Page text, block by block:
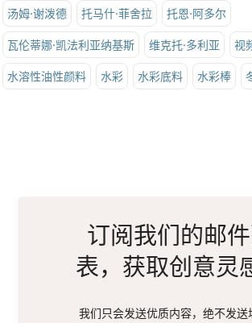
汤姆·谢泼德 托马什·菲舍拉 托恩·阿多尔
瓦伦蒂娜·凯法利亚纳基斯 维克托·多利亚 视
水溶性油性颜料 水彩 水彩底料 水彩棒
订阅我们的邮件
表，获取创意灵
我们只会发送优质内容，绝不发送